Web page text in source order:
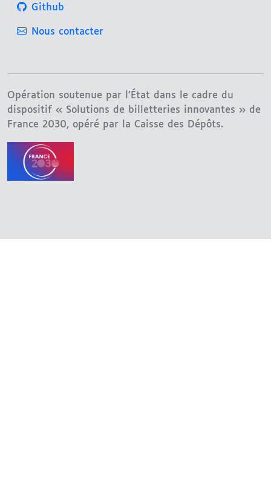
Github
Nous contacter
Opération soutenue par l’État dans le cadre du
dispositif « Solutions de billetteries innovantes » de
France 2030, opéré par la Caisse des Dépôts.